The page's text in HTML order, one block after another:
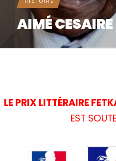
TOUSSAINT-
LOUVERTURE
LE PRIX LITTÉRAIRE
EST